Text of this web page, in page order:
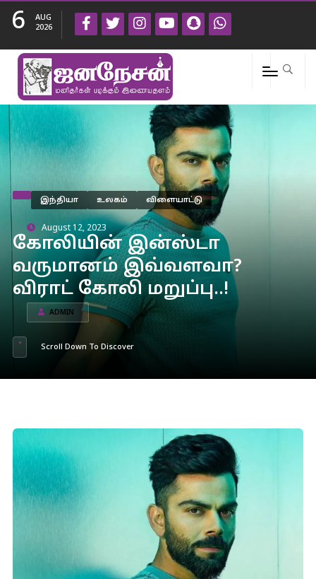
6
AUG
2026
இந்தியா உலகம் விளையாட்டு
August 12, 2023
கோலியின் இன்ஸ்டா
வருமானம் இவ்வளவா?
விராட் கோலி மறுப்பு..!
ADMIN
Scroll Down To Discover